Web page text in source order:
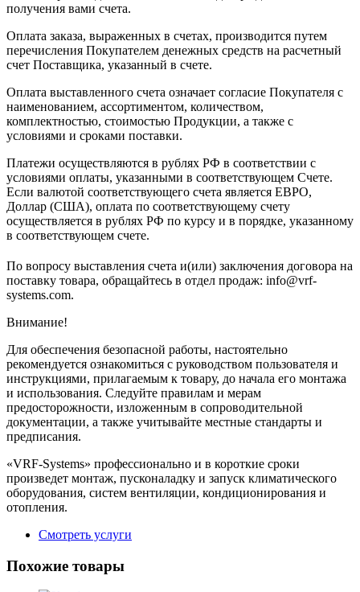
получения вами счета.
Оплата заказа, выраженных в счетах, производится путем
перечисления Покупателем денежных средств на расчетный
счет Поставщика, указанный в счете.
Оплата выставленного счета означает согласие Покупателя с
наименованием, ассортиментом, количеством,
комплектностью, стоимостью Продукции, а также с
условиями и сроками поставки.
Платежи осуществляются в рублях РФ в соответствии с
условиями оплаты, указанными в соответствующем Счете.
Если валютой соответствующего счета является ЕВРО,
Доллар (США), оплата по соответствующему cчету
осуществляется в рублях РФ по курсу и в порядке, указанному
в соответствующем cчете.
По вопросу выставления счета и(или) заключения договора на
поставку товара, обращайтесь в отдел продаж: info@vrf-
systems.com.
Внимание!
Для обеспечения безопасной работы, настоятельно
рекомендуется ознакомиться с руководством пользователя и
инструкциями, прилагаемым к товару, до начала его монтажа
и использования. Следуйте правилам и мерам
предосторожности, изложенным в сопроводительной
документации, а также учитывайте местные стандарты и
предписания.
«VRF-Systems» профессионально и в короткие сроки
произведет монтаж, пусконаладку и запуск климатического
оборудования, систем вентиляции, кондиционирования и
отопления.
Смотреть услуги
Похожие товары